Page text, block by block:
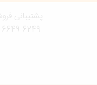
پشتیبانی
6249 6649 021